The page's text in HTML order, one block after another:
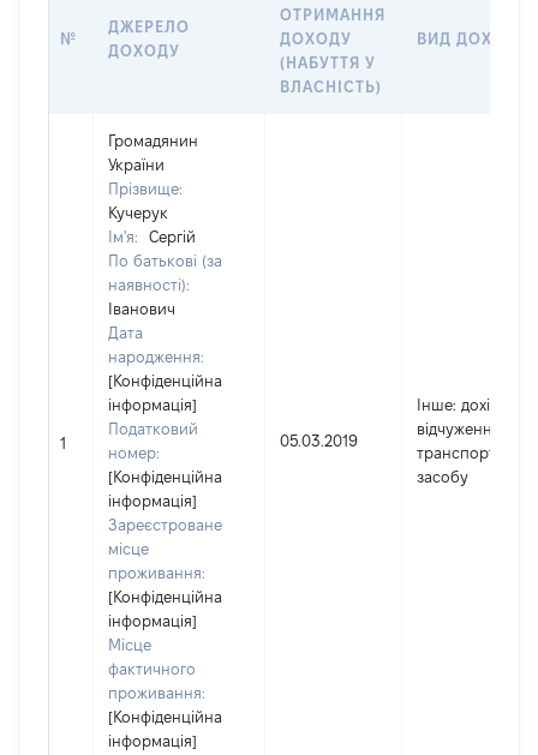
№
ДЖЕРЕЛО
ДОХОДУ
ОТРИМАННЯ
ДОХОДУ
(НАБУТТЯ У
ВЛАСНІСТЬ)
ВИД ДОХОДУ
1
Громадянин
України
Прізвище:
Кучерук
Ім'я:
Сергій
По батькові (за
наявності):
Іванович
Дата
народження:
[Конфіденційна
інформація]
Податковий
номер:
[Конфіденційна
інформація]
Зареєстроване
місце
проживання:
[Конфіденційна
інформація]
Місце
фактичного
проживання:
[Конфіденційна
інформація]
05.03.2019
Інше: дохід від
відчуження
транспортного
засобу